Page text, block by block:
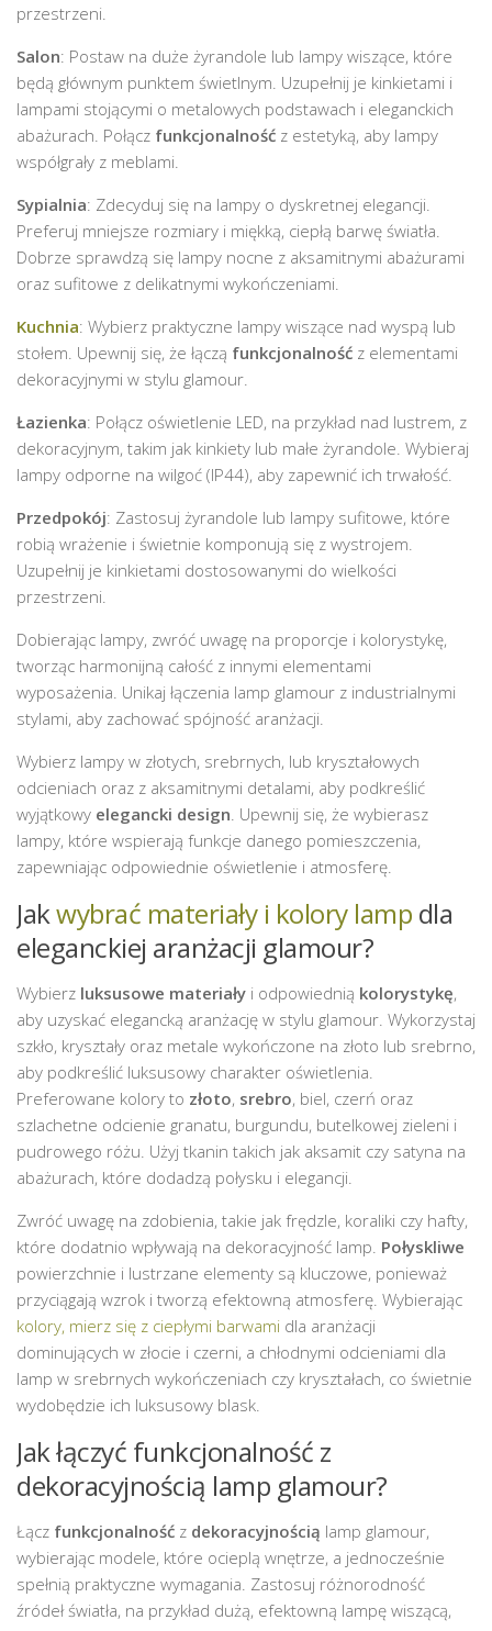
przestrzeni.
Salon: Postaw na duże żyrandole lub lampy wiszące, które
będą głównym punktem świetlnym. Uzupełnij je kinkietami i
lampami stojącymi o metalowych podstawach i eleganckich
abażurach. Połącz funkcjonalność z estetyką, aby lampy
współgrały z meblami.
Sypialnia: Zdecyduj się na lampy o dyskretnej elegancji.
Preferuj mniejsze rozmiary i miękką, ciepłą barwę światła.
Dobrze sprawdzą się lampy nocne z aksamitnymi abażurami
oraz sufitowe z delikatnymi wykończeniami.
Kuchnia: Wybierz praktyczne lampy wiszące nad wyspą lub
stołem. Upewnij się, że łączą funkcjonalność z elementami
dekoracyjnymi w stylu glamour.
Łazienka: Połącz oświetlenie LED, na przykład nad lustrem, z
dekoracyjnym, takim jak kinkiety lub małe żyrandole. Wybieraj
lampy odporne na wilgoć (IP44), aby zapewnić ich trwałość.
Przedpokój: Zastosuj żyrandole lub lampy sufitowe, które
robią wrażenie i świetnie komponują się z wystrojem.
Uzupełnij je kinkietami dostosowanymi do wielkości
przestrzeni.
Dobierając lampy, zwróć uwagę na proporcje i kolorystykę,
tworząc harmonijną całość z innymi elementami
wyposażenia. Unikaj łączenia lamp glamour z industrialnymi
stylami, aby zachować spójność aranżacji.
Wybierz lampy w złotych, srebrnych, lub kryształowych
odcieniach oraz z aksamitnymi detalami, aby podkreślić
wyjątkowy elegancki design . Upewnij się, że wybierasz
lampy, które wspierają funkcje danego pomieszczenia,
zapewniając odpowiednie oświetlenie i atmosferę.
Jakwybrać materiały i kolory lamp dla
eleganckiej aranżacji glamour?
Wybierz luksusowe materiały i odpowiednią kolorystykę,
aby uzyskać elegancką aranżację w stylu glamour. Wykorzystaj
szkło, kryształy oraz metale wykończone na złoto lub srebrno,
aby podkreślić luksusowy charakter oświetlenia.
Preferowane kolory to złoto, srebro, biel, czerń oraz
szlachetne odcienie granatu, burgundu, butelkowej zieleni i
pudrowego różu. Użyj tkanin takich jak aksamit czy satyna na
abażurach, które dodadzą połysku i elegancji.
Zwróć uwagę na zdobienia, takie jak frędzle, koraliki czy hafty,
które dodatnio wpływają na dekoracyjność lamp. Połyskliwe
powierzchnie i lustrzane elementy są kluczowe, ponieważ
przyciągają wzrok i tworzą efektowną atmosferę. Wybierając
kolory, mierz się z ciepłymi barwami dla aranżacji
dominujących w złocie i czerni, a chłodnymi odcieniami dla
lamp w srebrnych wykończeniach czy kryształach, co świetnie
wydobędzie ich luksusowy blask.
Jak łączyć funkcjonalność z
dekoracyjnością lamp glamour?
Łącz funkcjonalność z dekoracyjnością lamp glamour,
wybierając modele, które ocieplą wnętrze, a jednocześnie
spełnią praktyczne wymagania. Zastosuj różnorodność
źródeł światła, na przykład dużą, efektowną lampę wiszącą,